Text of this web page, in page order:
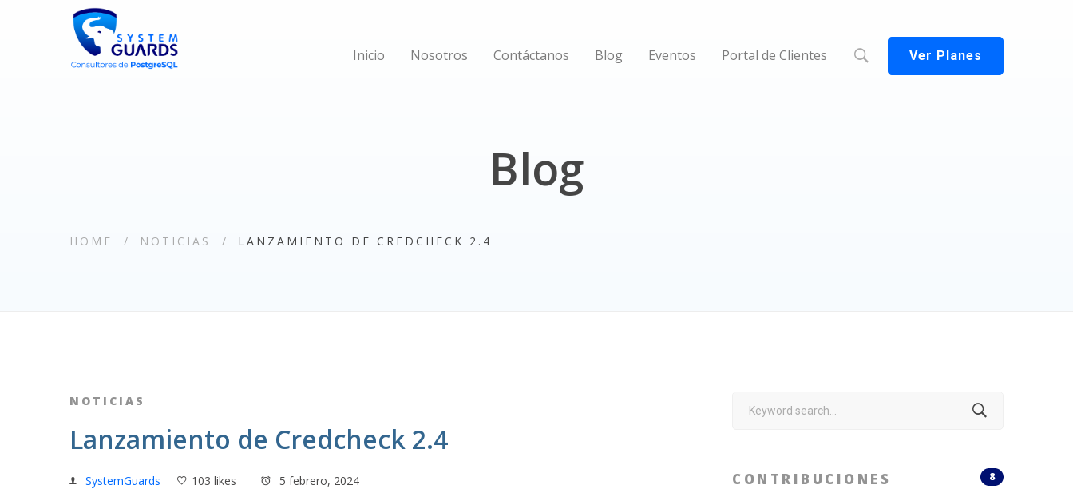
Inicio Nosotros Contáctanos Blog Eventos Portal de Clientes Ver Planes
Blog
HOME NOTICIAS LANZAMIENTO DE CREDCHECK 2.4
NOTICIAS
Lanzamiento de Credcheck 2.4
SystemGuards 103 likes 5 febrero, 2024
Search
CONTRIBUCIONES 8